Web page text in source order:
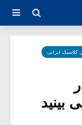
کلاسیک ایرانی
بینید